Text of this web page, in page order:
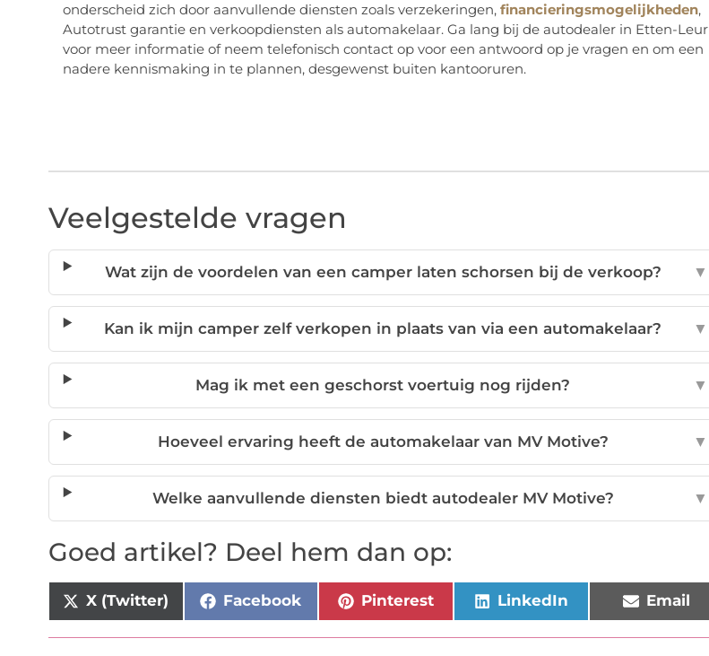
onderscheid zich door aanvullende diensten zoals verzekeringen, financieringsmogelijkheden,
Autotrust garantie en verkoopdiensten als automakelaar. Ga lang bij de autodealer in Etten-Leur
voor meer informatie of neem telefonisch contact op voor een antwoord op je vragen en om een
nadere kennismaking in te plannen, desgewenst buiten kantooruren.
Veelgestelde vragen
Wat zijn de voordelen van een camper laten schorsen bij de verkoop? ▼
Kan ik mijn camper zelf verkopen in plaats van via een automakelaar? ▼
Mag ik met een geschorst voertuig nog rijden? ▼
Hoeveel ervaring heeft de automakelaar van MV Motive? ▼
Welke aanvullende diensten biedt autodealer MV Motive? ▼
Goed artikel? Deel hem dan op:
X (Twitter) Facebook Pinterest LinkedIn Email